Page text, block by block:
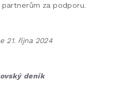
za podporu.
21. října 2024
deník